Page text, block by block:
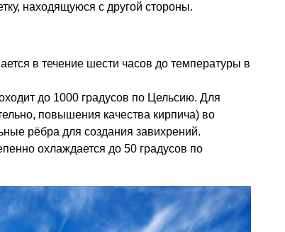
находящуюся с другой стороны.
в течение шести часов до температуры в
до 1000 градусов по Цельсию. Для
повышения качества кирпича) во
рёбра для создания завихрений.
охлаждается до 50 градусов по